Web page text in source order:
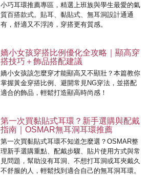
小巧耳環推薦專區，精選上班族與學生最愛的氣
質百搭款式。貼耳、黏貼式、無耳洞設計通通
有，舒適又不浮誇，穿搭更有質感。
嬌小女孩穿搭比例優化全攻略｜顯高穿
搭技巧＋飾品搭配建議
嬌小女孩該怎麼穿才能顯高又不顯壯？本篇教你
掌握黃金穿搭比例、避開常見NG穿法，並搭配
適合的飾品，輕鬆打造顯高時尚感！
第一次買黏貼式耳環？新手選購與配戴
指南｜OSMAR無耳洞耳環推薦
第一次買黏貼式耳環不知道怎麼選？OSMAR整
理新手選購重點、配戴步驟、貼片使用方式與常
見問題，幫助沒有耳洞、不想打耳洞或耳夾戴久
不舒服的人，輕鬆找到適合自己的無耳洞耳環。